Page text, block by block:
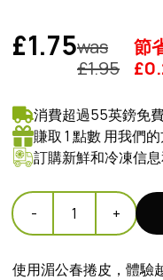
£1.75was
£1.95
節
£
消費超過55英鎊免
賺取 1 點數 用我們
訂購新鮮和冷凍信
- 1 +
使用湄公春捲皮，體驗